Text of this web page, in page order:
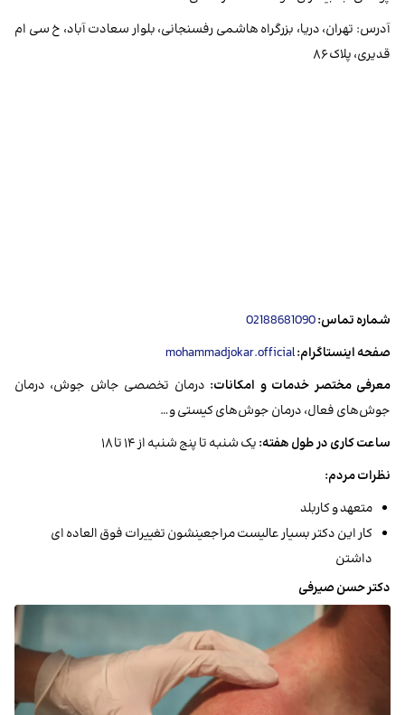
آدرس: تهران، دریا، بزرگراه هاشمی رفسنجانی، بلوار سعادت آباد، خ سی ام
قدیری، پلاک ۸۶
شماره تماس:02188681090
صفحه اینستاگرام:mohammadjokar.official
معرفی مختصر خدمات و امکانات: درمان تخصصی جاش جوش، درمان
جوش‌های فعال، درمان جوش‌های کیستی و…
ساعت کاری در طول هفته:یک شنبه تا پنج شنبه از ۱۴ تا ۱۸
نظرات مردم:
متعهد‌‎​‎‎​‌‎‌​‌​ و‌‎​‎‏‏ کاربلد
کار‌‎​‎‎​ این دکتر بسیار عالیست مراجعینشون تغییرات فوق العاده ای
داشتن
دکتر حسن صیرفی